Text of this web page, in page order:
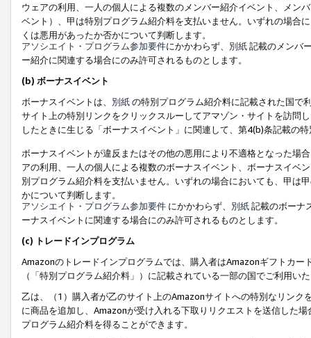
ウェアの利用、一人の個人による複数のメンバー紹介イベント、メン
ベント）、甲は特別プログラム紹介料を支払いません。いずれの場合
くは悪用があったか否かについて判断します。
アソシエイト・プログラム参加要件にかかわらず、 別紙記載のメンバ
ー紹介に関連する場合にのみ許可されるものとします。
(b) ボーナスイベント
ボーナスイベントは、 別紙の特別プログラム紹介料に記載された国で
サイト上の特別リンクをクリックスルーしてアマゾン・サイトを訪問
したときに生じる「ボーナスイベント」に関連して、第4(b)条記載の
ボーナスイベントが違反またはその他の悪用により不適格となった場
アの利用、一人の個人による複数のボーナスイベント、ボーナスイベ
別プログラム紹介料を支払いません。いずれの場合においても、甲は
かについて判断します。
アソシエイト・プログラム参加要件 にかかわらず、 別紙記載のボーナ
ーナスイベントに関連する場合にのみ許可されるものとします。
(c) トレードインプログラム
Amazonのトレードインプログラムでは、購入者はAmazonギフトカ
（「特別プログラム紹介料」）に記載されている一部の国でご利用い
乙は、（1）購入者が乙のサイト上のAmazonサイトへの特別なリン
に商品を追加し、Amazonが受け入れる下取りリクエストを送信した
プログラム紹介料を得ることができます。